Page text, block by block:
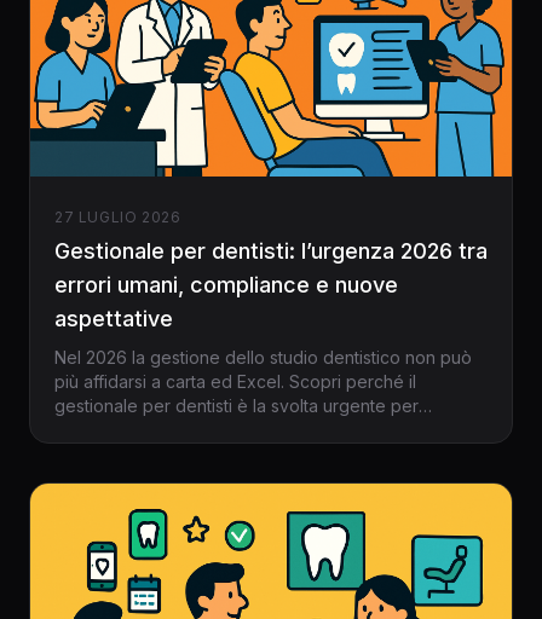
27 LUGLIO 2026
Gestionale per dentisti: l’urgenza 2026 tra
errori umani, compliance e nuove
aspettative
Nel 2026 la gestione dello studio dentistico non può
più affidarsi a carta ed Excel. Scopri perché il
gestionale per dentisti è la svolta urgente per